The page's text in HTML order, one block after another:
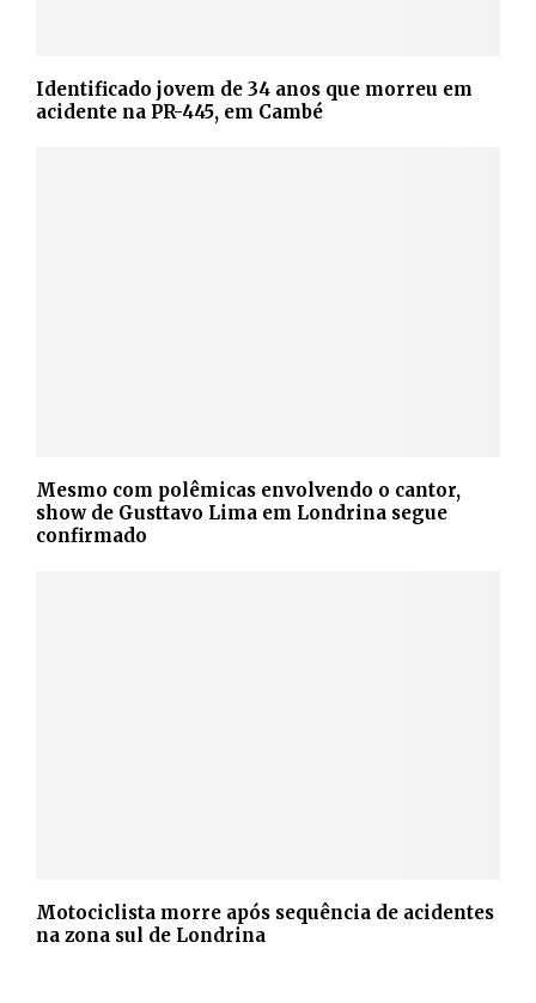
Identificado jovem de 34 anos que morreu em
acidente na PR-445, em Cambé
Mesmo com polêmicas envolvendo o cantor,
show de Gusttavo Lima em Londrina segue
confirmado
Motociclista morre após sequência de acidentes
na zona sul de Londrina